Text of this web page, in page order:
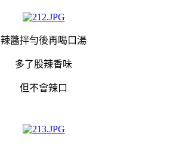
辣醬拌勻後再喝口湯
多了股辣香味
但不會辣口